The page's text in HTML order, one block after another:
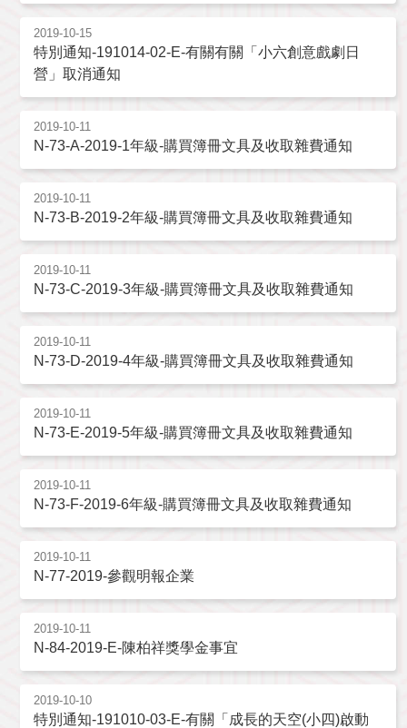
2019-10-15
特別通知-191014-02-E-有關有關「小六創意戲劇日
營」取消通知
2019-10-11
N-73-A-2019-1年級-購買簿冊文具及收取雜費通知
2019-10-11
N-73-B-2019-2年級-購買簿冊文具及收取雜費通知
2019-10-11
N-73-C-2019-3年級-購買簿冊文具及收取雜費通知
2019-10-11
N-73-D-2019-4年級-購買簿冊文具及收取雜費通知
2019-10-11
N-73-E-2019-5年級-購買簿冊文具及收取雜費通知
2019-10-11
N-73-F-2019-6年級-購買簿冊文具及收取雜費通知
2019-10-11
N-77-2019-參觀明報企業
2019-10-11
N-84-2019-E-陳柏祥獎學金事宜
2019-10-10
特別通知-191010-03-E-有關「成長的天空(小四)啟動